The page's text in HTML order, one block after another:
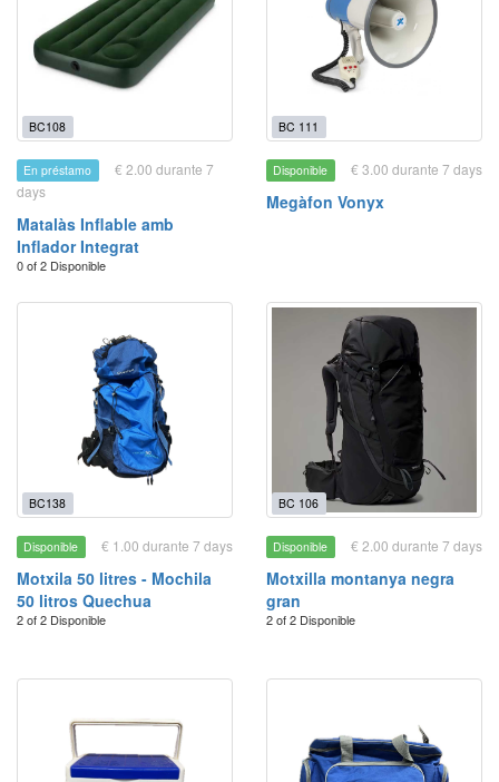
BC108
En préstamo
€ 2.00 durante 7
days
Matalàs Inflable amb
Inflador Integrat
0 of 2 Disponible
BC 111
Disponible € 3.00 durante 7 days
Megàfon Vonyx
BC138
Disponible € 1.00 durante 7 days
Motxila 50 litres - Mochila
50 litros Quechua
2 of 2 Disponible
BC 106
Disponible € 2.00 durante 7 days
Motxilla montanya negra
gran
2 of 2 Disponible